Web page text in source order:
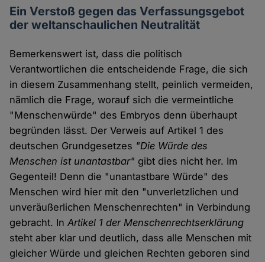
Ein Verstoß gegen das Verfassungsgebot
der weltanschaulichen Neutralität
Bemerkenswert ist, dass die politisch
Verantwortlichen die entscheidende Frage, die sich
in diesem Zusammenhang stellt, peinlich vermeiden,
nämlich die Frage, worauf sich die vermeintliche
"Menschenwürde" des Embryos denn überhaupt
begründen lässt. Der Verweis auf Artikel 1 des
deutschen Grundgesetzes "Die Würde des
Menschen ist unantastbar" gibt dies nicht her. Im
Gegenteil! Denn die "unantastbare Würde" des
Menschen wird hier mit den "unverletzlichen und
unveräußerlichen Menschenrechten" in Verbindung
gebracht. InArtikel 1 der Menschenrechtserklärung
steht aber klar und deutlich, dass alle Menschen mit
gleicher Würde und gleichen Rechten geboren sind